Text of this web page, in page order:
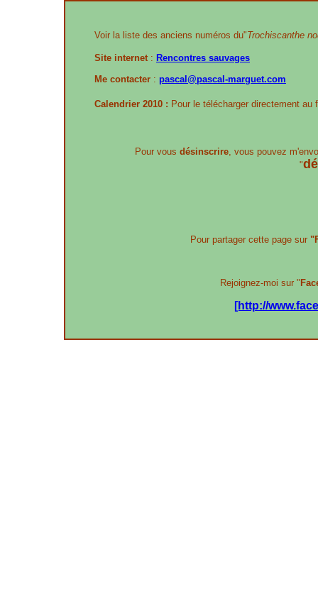
Voir la liste des anciens numéros du"Trochiscanthe
Site internet : Rencontres sauvages
Me contacter : pascal@pascal-marguet.com
Calendrier 2010 : Pour le télécharger directement au
Pour vous désinscrire, vous pouvez
"
Pour partager cette page sur
Rejoignez-moi sur "
[http://